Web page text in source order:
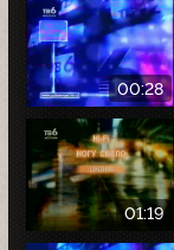
00:28
01:19